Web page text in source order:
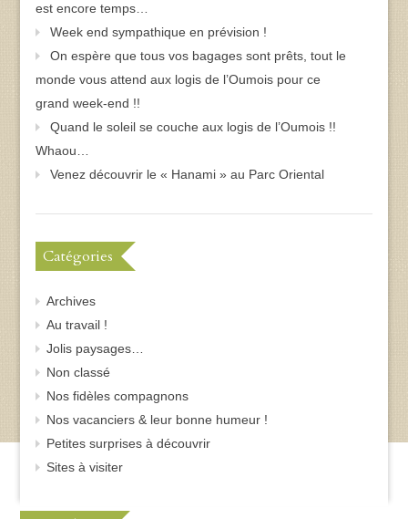
est encore temps…
Week end sympathique en prévision !
On espère que tous vos bagages sont prêts, tout le
monde vous attend aux logis de l’Oumois pour ce
grand week-end !!
Quand le soleil se couche aux logis de l’Oumois !!
Whaou…
Venez découvrir le « Hanami » au Parc Oriental
Catégories
Archives
Au travail !
Jolis paysages…
Non classé
Nos fidèles compagnons
Nos vacanciers & leur bonne humeur !
Petites surprises à découvrir
Sites à visiter